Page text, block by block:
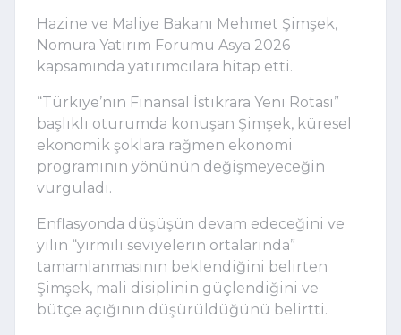
Hazine ve Maliye Bakanı Mehmet Şimşek,
Nomura Yatırım Forumu Asya 2026
kapsamında yatırımcılara hitap etti.
“Türkiye’nin Finansal İstikrara Yeni Rotası”
başlıklı oturumda konuşan Şimşek, küresel
ekonomik şoklara rağmen ekonomi
programının yönünün değişmeyeceğin
vurguladı.
Enflasyonda düşüşün devam edeceğini ve
yılın “yirmili seviyelerin ortalarında”
tamamlanmasının beklendiğini belirten
Şimşek, mali disiplinin güçlendiğini ve
bütçe açığının düşürüldüğünü belirtti.